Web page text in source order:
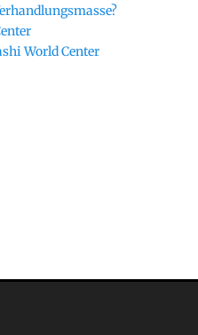
World Center